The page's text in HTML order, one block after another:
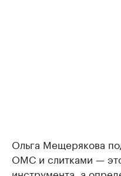
Ольга Мещерякова
ОМС и слитками —